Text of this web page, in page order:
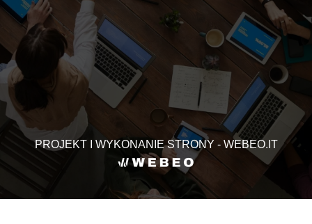
PROJEKT I WYKONANIE STRONY - WEBEO.IT